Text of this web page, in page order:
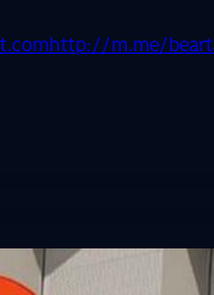
http://m.me/